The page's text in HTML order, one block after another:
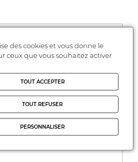
des cookies et vous donne le
ceux que vous souhaitez activer
TOUT ACCEPTER
TOUT REFUSER
PERSONNALISER